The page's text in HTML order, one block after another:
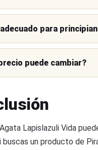
para
puede cambiar?
Lapislazuli Vida
buscas un producto de